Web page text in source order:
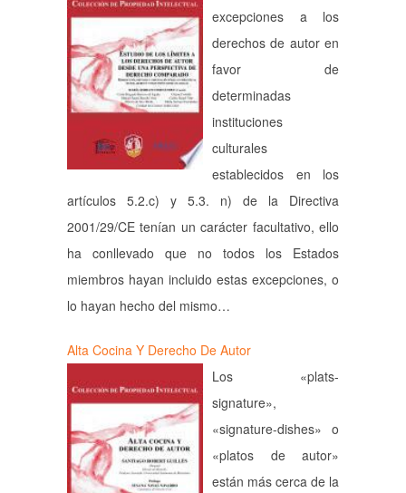
excepciones a los
derechos de autor en
favor de
determinadas
instituciones
culturales
establecidos en los
artículos 5.2.c) y 5.3. n) de la Directiva
2001/29/CE tenían un carácter facultativo, ello
ha conllevado que no todos los Estados
miembros hayan incluido estas excepciones, o
lo hayan hecho del mismo…
Alta Cocina Y Derecho De Autor
Los «plats-
signature»,
«signature-dishes» o
«platos de autor»
están más cerca de la